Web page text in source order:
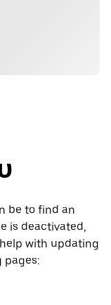
be to find an
is deactivated,
with updating
pages: